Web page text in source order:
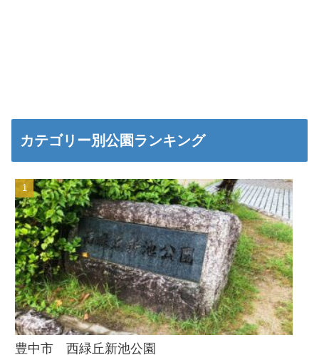
カテゴリー別公園ランキング
豊中市 西緑丘新池公園